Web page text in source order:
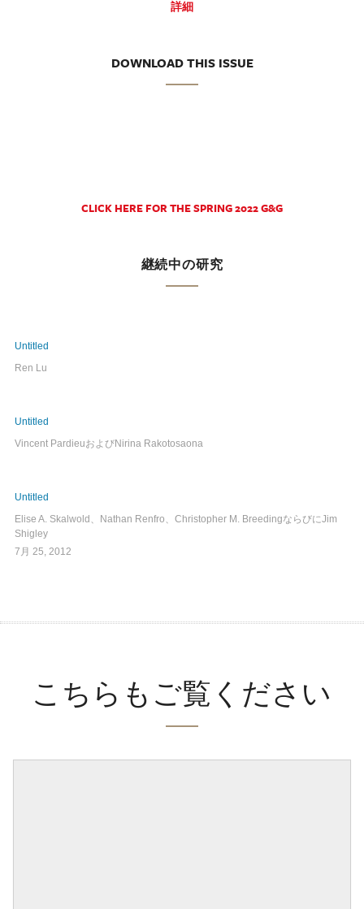
詳細
DOWNLOAD THIS ISSUE
CLICK HERE FOR THE SPRING 2022 G&G
継続中の研究
Untitled
Ren Lu
Untitled
Vincent PardieuおよびNirina Rakotosaona
Untitled
Elise A. Skalwold、Nathan Renfro、Christopher M. BreedingならびにJim
Shigley
7月 25, 2012
こちらもご覧ください